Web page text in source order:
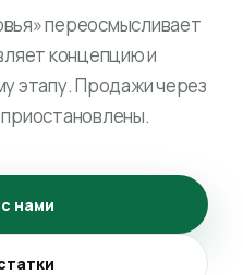
переосмысливает
концепцию и
этапу. Продажи через
нами